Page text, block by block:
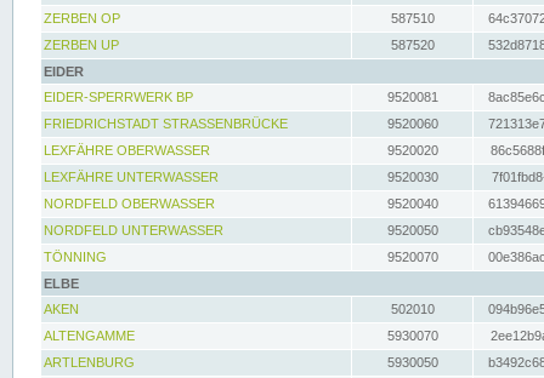
ZERBEN OP
587510
ZERBEN UP
587520
EIDER
EIDER-SPERRWERK BP
9520081
FRIEDRICHSTADT STRASSENBRÜCKE
9520060
LEXFÄHRE OBERWASSER
9520020
LEXFÄHRE UNTERWASSER
9520030
NORDFELD OBERWASSER
9520040
NORDFELD UNTERWASSER
9520050
TÖNNING
9520070
ELBE
AKEN
502010
ALTENGAMME
5930070
ARTLENBURG
5930050